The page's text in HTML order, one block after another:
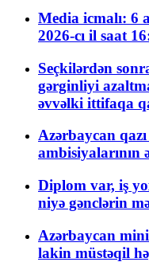
Media icmalı: 6
2026-cı il saat
Seçkilərdən
gərginliyi
əvvəlki ittifaqa
Azərbaycan
ambisiyalarının
Diplom var, iş
niyə gənclərin
Azərbaycan
lakin müstəqil